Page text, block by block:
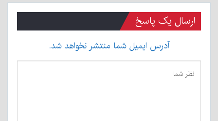
ارسال یک پاسخ
آدرس ایمیل شما منتشر نخواهد شد.